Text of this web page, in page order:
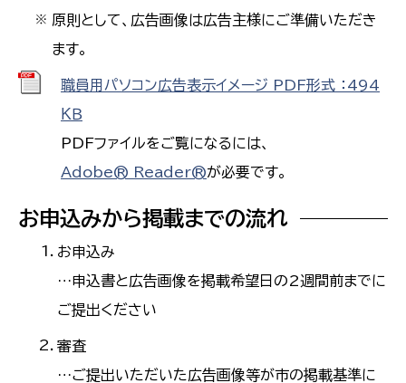
※ 原則として、広告画像は広告主様にご準備いただき
ます。
職員用パソコン広告表示イメージ PDF形式 ：494
ＫＢ
PDFファイルをご覧になるには、
Adobe® Reader®が必要です。
お申込みから掲載までの流れ
お申込み
…申込書と広告画像を掲載希望日の2週間前までに
ご提出ください
審査
…ご提出いただいた広告画像等が市の掲載基準に